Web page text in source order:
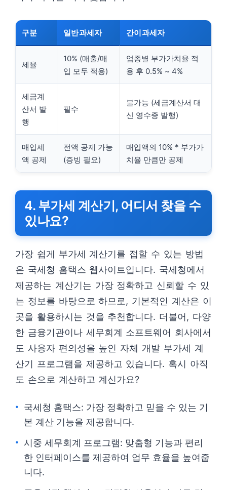
구분 일반과세자 간이과세자
세율
10% (매출/매
입 모두 적용)
업종별 부가가치율 적
용 후 0.5% ~ 4%
세금계
산서 발
행
필수
불가능 (세금계산서 대
신 영수증 발행)
매입세
액 공제
전액 공제 가능
(증빙 필요)
매입액의 10% * 부가가
치율 만큼만 공제
4. 부가세 계산기, 어디서 찾을 수
있나요?
가장 쉽게 부가세 계산기를 접할 수 있는 방법
은 국세청 홈택스 웹사이트입니다. 국세청에서
제공하는 계산기는 가장 정확하고 신뢰할 수 있
는 정보를 바탕으로 하므로, 기본적인 계산은 이
곳을 활용하시는 것을 추천합니다. 더불어, 다양
한 금융기관이나 세무회계 소프트웨어 회사에서
도 사용자 편의성을 높인 자체 개발 부가세 계
산기 프로그램을 제공하고 있습니다. 혹시 아직
도 손으로 계산하고 계신가요?
국세청 홈택스: 가장 정확하고 믿을 수 있는 기
본 계산 기능을 제공합니다.
시중 세무회계 프로그램: 맞춤형 기능과 편리
한 인터페이스를 제공하여 업무 효율을 높여줍
니다.